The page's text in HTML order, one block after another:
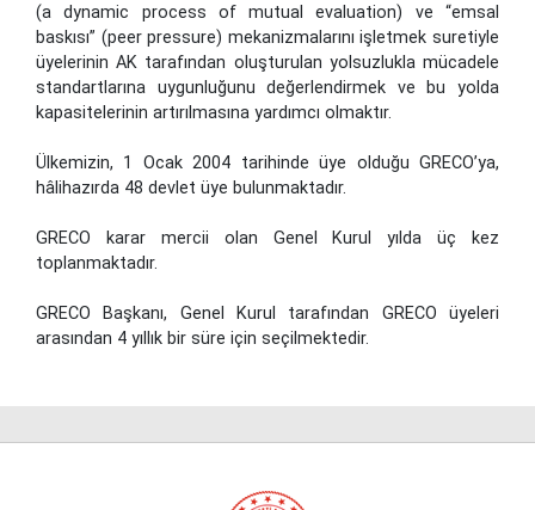
(a dynamic process of mutual evaluation) ve “emsal
baskısı” (peer pressure) mekanizmalarını işletmek suretiyle
üyelerinin AK tarafından oluşturulan yolsuzlukla mücadele
standartlarına uygunluğunu değerlendirmek ve bu yolda
kapasitelerinin artırılmasına yardımcı olmaktır.
Ülkemizin, 1 Ocak 2004 tarihinde üye olduğu GRECO’ya,
hâlihazırda 48 devlet üye bulunmaktadır.
GRECO karar mercii olan Genel Kurul yılda üç kez
toplanmaktadır.
GRECO Başkanı, Genel Kurul tarafından GRECO üyeleri
arasından 4 yıllık bir süre için seçilmektedir.